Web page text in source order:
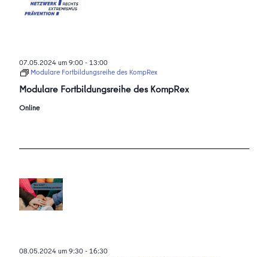
Modulare Fortbildungsreihe des KompRex
07.05.2024 um 9:00- 13:00
Modulare Fortbildungsreihe des KompRex
Online
08.05.2024 um 9:30- 16:30